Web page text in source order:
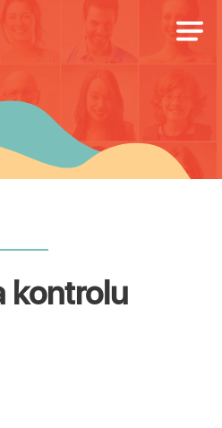
kontrolu